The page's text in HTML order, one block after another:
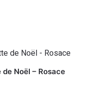
Noël – Rosace